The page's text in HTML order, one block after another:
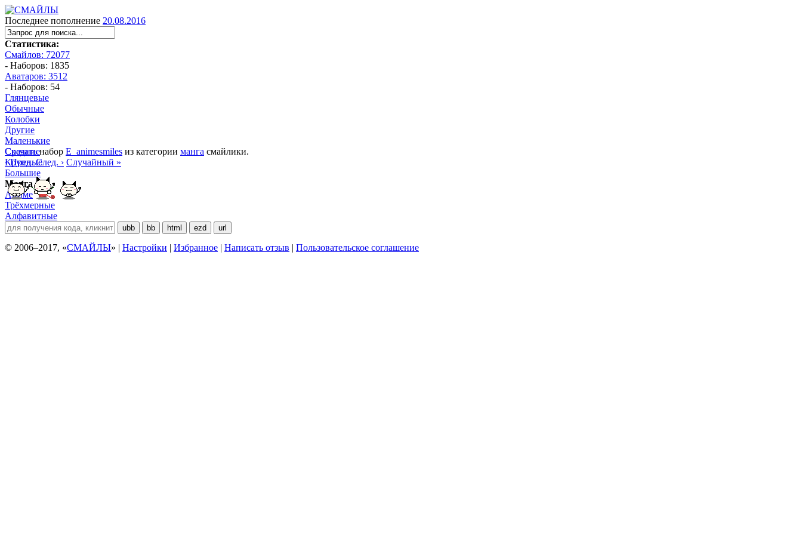
Последнее пополнение 20.08.2016
Статистика:
Смайлов: 72077
- Наборов: 1835
Аватаров: 3512
- Наборов: 54
Глянцевые
Обычные
Колобки
Другие
Маленькие
Средние
Крупные
Большие
Манга
Аниме
Трёхмерные
Алфавитные
ubb bb html ezd url
Скачатьнабор E_animesmiles из категории манга смайлики.
‹ Пред. След. › Случайный »
© 2006–2017, «СМАЙЛЫ» | Настройки | Избранное | Написать отзыв | Пользовательское соглашение